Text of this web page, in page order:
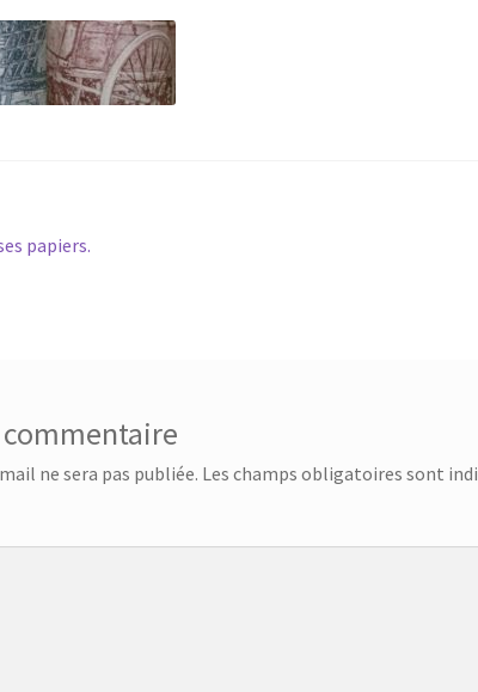
papiers.
commentaire
ne sera pas publiée. Les champs obligatoires sont